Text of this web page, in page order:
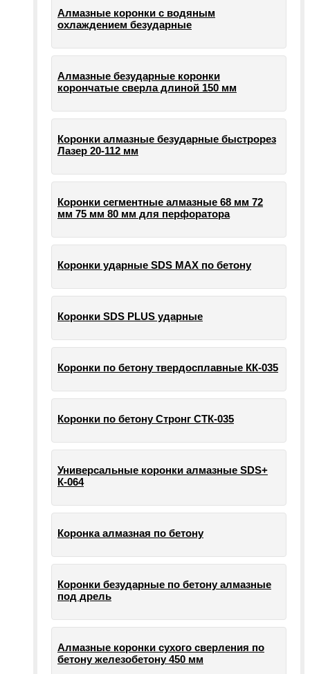
Алмазные коронки с водяным
охлаждением безударные
Алмазные безударные коронки
корончатые сверла длиной 150 мм
Коронки алмазные безударные быстрорез
Лазер 20-112 мм
Коронки сегментные алмазные 68 мм 72
мм 75 мм 80 мм для перфоратора
Коронки ударные SDS MAX по бетону
Коронки SDS PLUS ударные
Коронки по бетону твердосплавные КК-035
Коронки по бетону Стронг СТК-035
Универсальные коронки алмазные SDS+
К-064
Коронка алмазная по бетону
Коронки безударные по бетону алмазные
под дрель
Алмазные коронки сухого сверления по
бетону железобетону 450 мм